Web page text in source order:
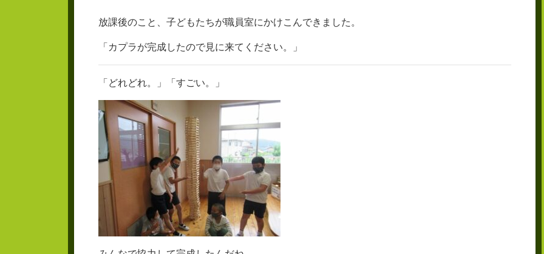
リ
ー
放課後のこと、子どもたちが職員室にかけこんできました。
「カプラが完成したので見に来てください。」
「どれどれ。」「すごい。」